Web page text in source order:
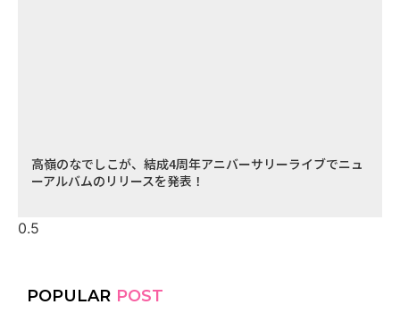
高嶺のなでしこが、結成4周年アニバーサリーライブでニュ
ーアルバムのリリースを発表！
POPULAR POST